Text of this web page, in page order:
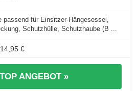
passend für Einsitzer-Hängesessel,
Schutzhülle, Schutzhaube (B ...
14,95 €
ANGEBOT »